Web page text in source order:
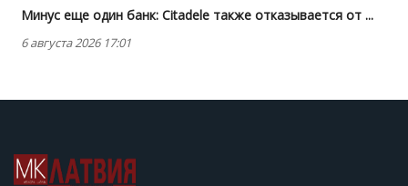
Минус еще один банк: Citadele также отказывается от ...
6 августа 2026 17:01